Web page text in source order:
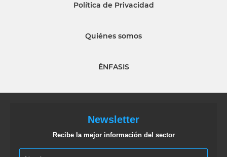
Política de Privacidad
Quiénes somos
ÉNFASIS
Newsletter
Recibe la mejor información del sector